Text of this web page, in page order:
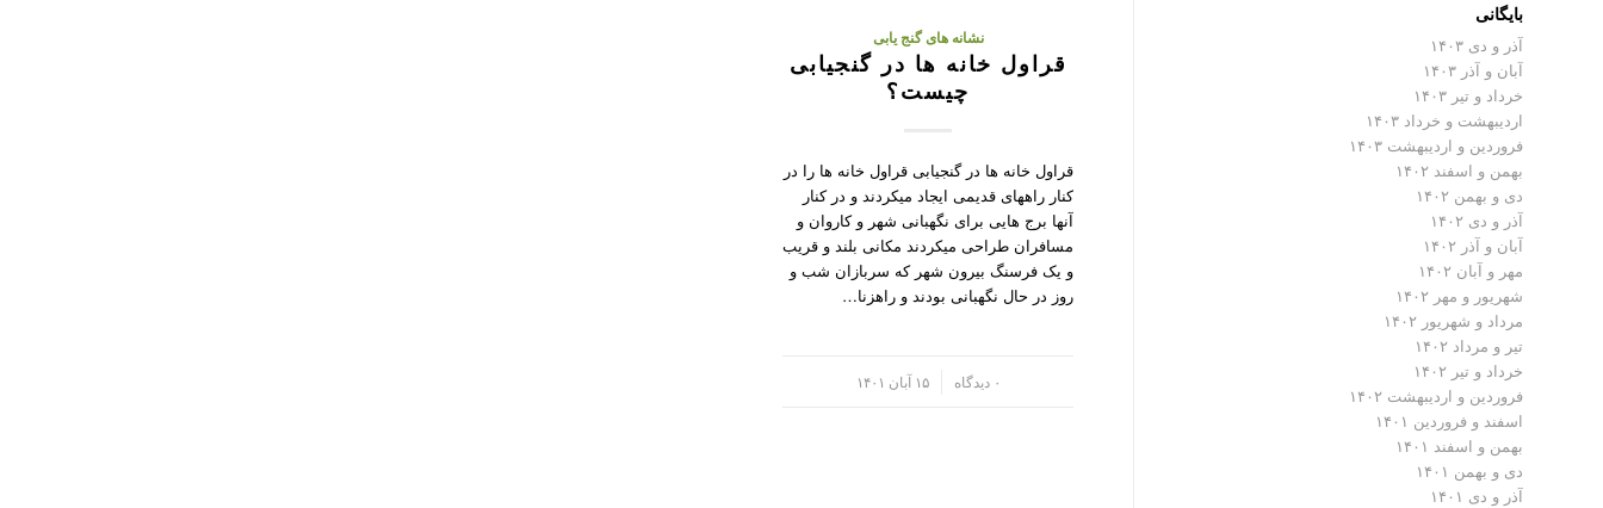
نشانه های گنج یابی
قراول خانه ها در گنجیابی
چیست؟
قراول خانه ها در گنجیابی قراول خانه ها را در
کنار راههای قدیمی ایجاد میکردند و در کنار
آنها برج هایی برای نگهبانی شهر و کاروان و
مسافران طراحی میکردند مکانی بلند و قریب
و یک فرسنگ بیرون شهر که سربازان شب و
روز در حال نگهبانی بودند و راهزنا…
۰ دیدگاه ۱۵ آبان ۱۴۰۱
بایگانی
آذر و دی ۱۴۰۳
آبان و آذر ۱۴۰۳
خرداد و تیر ۱۴۰۳
اردیبهشت و خرداد ۱۴۰۳
فروردین و اردیبهشت ۱۴۰۳
بهمن و اسفند ۱۴۰۲
دی و بهمن ۱۴۰۲
آذر و دی ۱۴۰۲
آبان و آذر ۱۴۰۲
مهر و آبان ۱۴۰۲
شهریور و مهر ۱۴۰۲
مرداد و شهریور ۱۴۰۲
تیر و مرداد ۱۴۰۲
خرداد و تیر ۱۴۰۲
فروردین و اردیبهشت ۱۴۰۲
اسفند و فروردین ۱۴۰۱
بهمن و اسفند ۱۴۰۱
دی و بهمن ۱۴۰۱
آذر و دی ۱۴۰۱